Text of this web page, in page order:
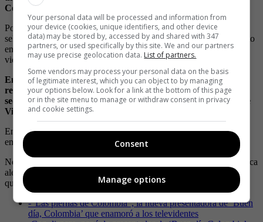
Cepeda, y donde interpretó a Natalia Michelena.
Posterior a esto y gracias a su profesionalismo, Yamidf Amat la
seleccionó para ser la presentadora de “Las cosas secretas”, formato
en el que se encargaba de presentar noticias confidenciales de la
vida política y la farándula colombiana.
Entre los distintos programas en los que la hemos visto
recordamos formatos como ‘Profesionales al Rescate’, ‘Los
secretos de Viena’, ‘Los ojos de mi calle’, ‘A Viena lo que es de
Viena’, entre otros.
En 1998 decidió alejarse un poco de la televisión luego de quedar
embarazada, por lo que decidió enfocarse en su familia.
No cabe duda de que el hecho de verla de nuevo en la pantalla chica
alegrará las mañanas y la vida de más de un colombiano que
quedará cautivado con su belleza.
-“Las piernas de Colombia”, la nueva presentadora de ‘Buen
día, Colombia’ que enamoró a los televidentes
Your personal data will be processed and information from
your device (cookies, unique identifiers, and other device
data) may be stored by, accessed by and shared with 347
partners, or used specifically by this site. We and our partners
may use precise geolocation data. List of partners.
Some vendors may process your personal data on the basis
of legitimate interest, which you can object to by managing
your options below. Look for a link at the bottom of this page
or in the site menu to manage or withdraw consent in privacy
and cookie settings.
Consent
Manage options